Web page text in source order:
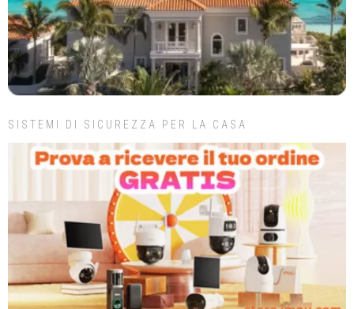
SISTEMI DI SICUREZZA PER LA CASA